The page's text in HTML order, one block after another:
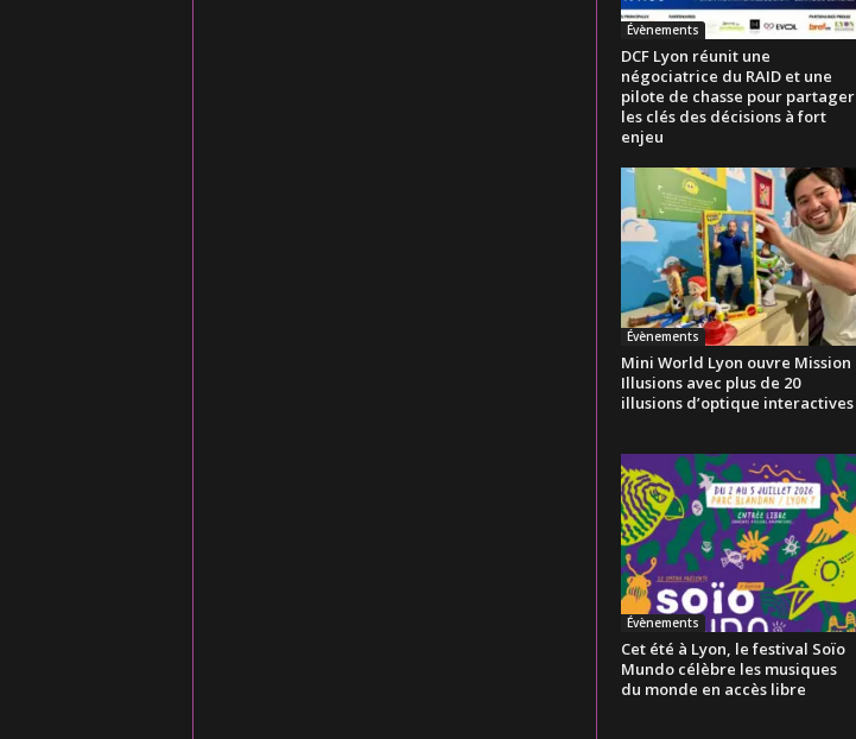
Évènements
DCF Lyon réunit une
négociatrice du RAID et une
pilote de chasse pour partager
les clés des décisions à fort
enjeu
Évènements
Mini World Lyon ouvre Mission
Illusions avec plus de 20
illusions d’optique interactives
Évènements
Cet été à Lyon, le festival Soïo
Mundo célèbre les musiques
du monde en accès libre